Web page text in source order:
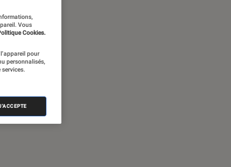
Vous
Cookies.
pour
personnalisés,
services.